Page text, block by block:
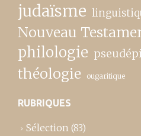
judaïsme
Nouveau
philologie
théologie ougaritique
RUBRIQUES
Sélection (83)